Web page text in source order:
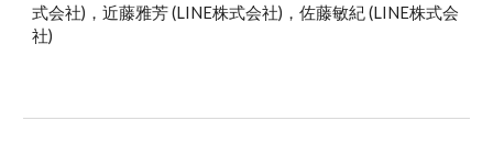
式会社)，近藤雅芳 (LINE株式会社)，佐藤敏紀 (LINE株式会
社)